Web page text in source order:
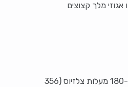
מלך קצוצים
נחמם את התנור ל-180 מעלות צלזיוס (356